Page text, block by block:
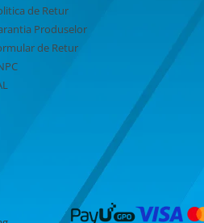
de Retur
Produselor
de Retur